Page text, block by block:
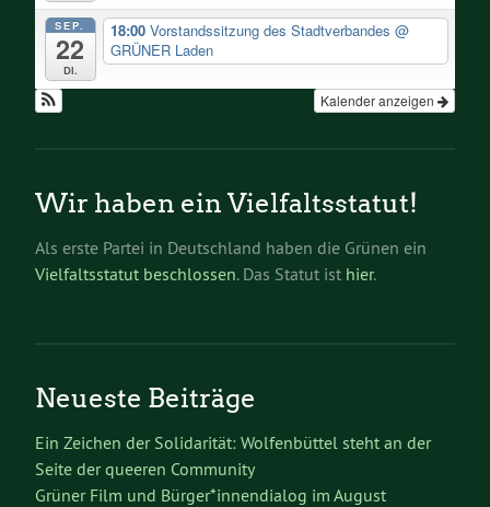
SEP.
22
Di.
18:00 Vorstandssitzung des Stadtverbandes @
GRÜNER Laden
Kalender anzeigen
Wir haben ein Vielfaltsstatut!
Als erste Partei in Deutschland haben die Grünen ein
Vielfaltsstatut beschlossen. Das Statut ist hier.
Neueste Beiträge
Ein Zeichen der Solidarität: Wolfenbüttel steht an der
Seite der queeren Community
Grüner Film und Bürger*innendialog im August